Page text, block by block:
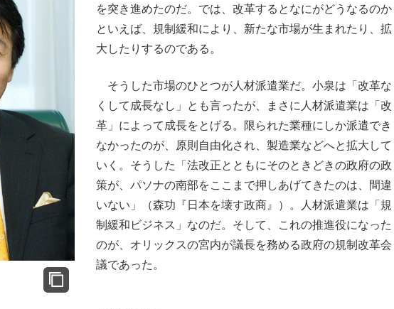
を突き進めたのだ。では、改革するとなにがどうなるのか
といえば、規制緩和により、新たな市場が生まれたり、拡
大したりするのである。
そうした市場のひとつが人材派遣業だ。小泉は「改革な
くして成長なし」とも言ったが、まさに人材派遣業は「改
革」によって成長をとげる。限られた業種にしか派遣でき
なかったのが、原則自由化され、製造業などへと拡大して
いく。そうした「法改正とともにそのときどきの政府の政
策が、パソナの南部をここまで押しあげてきたのは、間違
いない」（森功『日本を壊す政商』）。人材派遣業は「規
制緩和ビジネス」なのだ。そして、これの推進役になった
のが、オリックスの宮内が議長を務める政府の規制改革会
議であった。